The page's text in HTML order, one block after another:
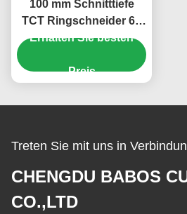
100 mm Schnitttiefe
TCT Ringschneider 65
mm
Universal-Riegel
Erhalten Sie besten
Preis
Treten Sie mit uns in
CHENGDU BABOS
CO.,LTD